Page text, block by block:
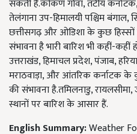
सकती है.कोंकण गोवा, तटीय
तेलंगाना उप-हिमालयी पश्चिम बंगाल,
छत्तीसगढ़ और ओडिशा के कुछ हिस्सों
संभावना है भारी बारिश भी कहीं-कहीं
उत्तराखंड, हिमाचल प्रदेश, पंजाब,
मराठवाड़ा, और आंतरिक कर्नाटक के
की संभावना है.तमिलनाडु,
स्थानों पर बारिश के आसार हैं.
English Summary:Weather